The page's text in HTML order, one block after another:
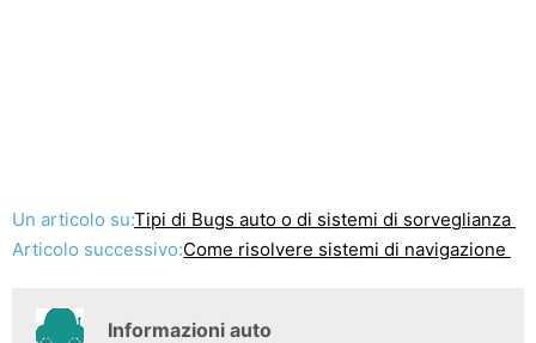
Un articolo su:Tipi di Bugs auto o di sistemi di sorveglianza
Articolo successivo:Come risolvere sistemi di navigazione
Informazioni auto